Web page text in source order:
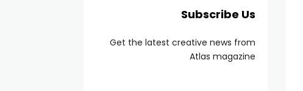
Subscribe Us
Get the latest creative news from
Atlas magazine